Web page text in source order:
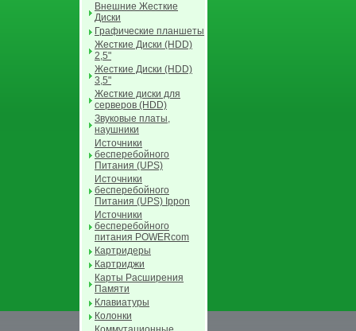
Внешние Жесткие
Диски
Графические планшеты
Жесткие Диски (HDD)
2,5"
Жесткие Диски (HDD)
3,5"
Жесткие диски для
серверов (HDD)
Звуковые платы,
наушники
Источники
бесперебойного
Питания (UPS)
Источники
бесперебойного
Питания (UPS) Ippon
Источники
бесперебойного
питания POWERcom
Картридеры
Картриджи
Карты Расширения
Памяти
Клавиатуры
Колонки